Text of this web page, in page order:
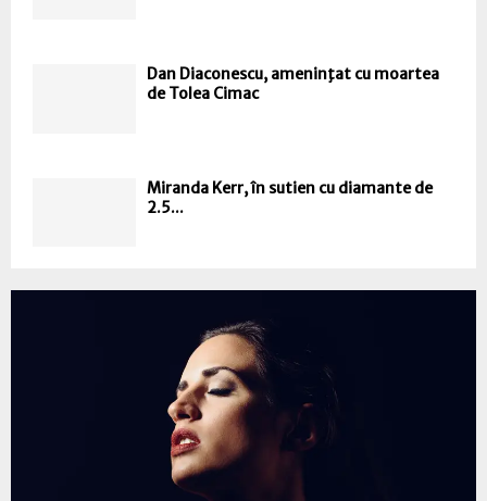
Dan Diaconescu, ameninţat cu moartea
de Tolea Cimac
Miranda Kerr, în sutien cu diamante de
2.5...